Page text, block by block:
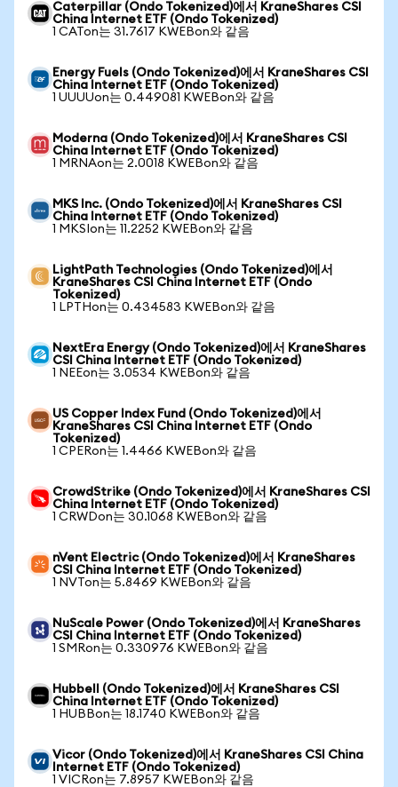
Caterpillar (Ondo Tokenized)에서 KraneShares CSI
China Internet ETF (Ondo Tokenized)
1 CATon는 31.7617 KWEBon와 같음
Energy Fuels (Ondo Tokenized)에서 KraneShares CSI
China Internet ETF (Ondo Tokenized)
1 UUUUon는 0.449081 KWEBon와 같음
Moderna (Ondo Tokenized)에서 KraneShares CSI
China Internet ETF (Ondo Tokenized)
1 MRNAon는 2.0018 KWEBon와 같음
MKS Inc. (Ondo Tokenized)에서 KraneShares CSI
China Internet ETF (Ondo Tokenized)
1 MKSIon는 11.2252 KWEBon와 같음
LightPath Technologies (Ondo Tokenized)에서
KraneShares CSI China Internet ETF (Ondo
Tokenized)
1 LPTHon는 0.434583 KWEBon와 같음
NextEra Energy (Ondo Tokenized)에서 KraneShares
CSI China Internet ETF (Ondo Tokenized)
1 NEEon는 3.0534 KWEBon와 같음
US Copper Index Fund (Ondo Tokenized)에서
KraneShares CSI China Internet ETF (Ondo
Tokenized)
1 CPERon는 1.4466 KWEBon와 같음
CrowdStrike (Ondo Tokenized)에서 KraneShares CSI
China Internet ETF (Ondo Tokenized)
1 CRWDon는 30.1068 KWEBon와 같음
nVent Electric (Ondo Tokenized)에서 KraneShares
CSI China Internet ETF (Ondo Tokenized)
1 NVTon는 5.8469 KWEBon와 같음
NuScale Power (Ondo Tokenized)에서 KraneShares
CSI China Internet ETF (Ondo Tokenized)
1 SMRon는 0.330976 KWEBon와 같음
Hubbell (Ondo Tokenized)에서 KraneShares CSI
China Internet ETF (Ondo Tokenized)
1 HUBBon는 18.1740 KWEBon와 같음
Vicor (Ondo Tokenized)에서 KraneShares CSI China
Internet ETF (Ondo Tokenized)
1 VICRon는 7.8957 KWEBon와 같음